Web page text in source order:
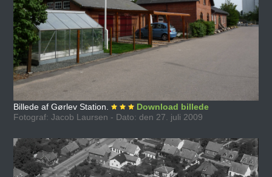
Billede af Gørlev Station.
Download billede
Fotograf: Jacob Laursen - Dato: den 27. juli 2009